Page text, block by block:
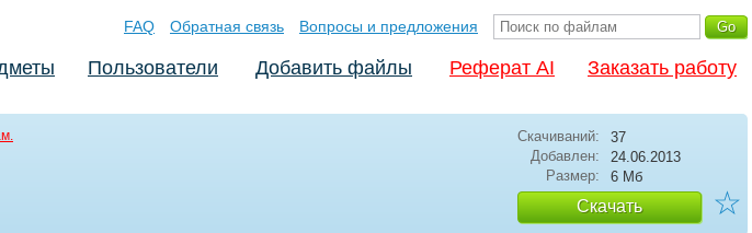
FAQ Обратная связь Вопросы и предложения
Пользователи Добавить файлы Реферат AI Заказать работу
Скачиваний:
37
Добавлен:
24.06.2013
Размер:
6 Мб
Скачать ☆